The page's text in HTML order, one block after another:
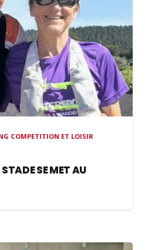
COMPETITION ET LOISIR
SE MET AU